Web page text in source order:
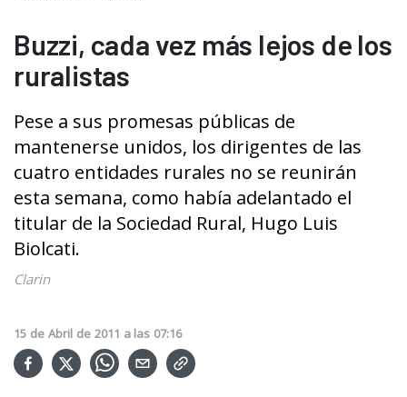
Buzzi, cada vez más lejos de los
ruralistas
Pese a sus promesas públicas de
mantenerse unidos, los dirigentes de las
cuatro entidades rurales no se reunirán
esta semana, como había adelantado el
titular de la Sociedad Rural, Hugo Luis
Biolcati.
Clarin
15 de Abril de 2011 a las 07:16